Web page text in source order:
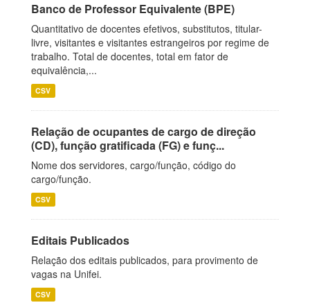
Banco de Professor Equivalente (BPE)
Quantitativo de docentes efetivos, substitutos, titular-
livre, visitantes e visitantes estrangeiros por regime de
trabalho. Total de docentes, total em fator de
equivalência,...
CSV
Relação de ocupantes de cargo de direção
(CD), função gratificada (FG) e funç...
Nome dos servidores, cargo/função, código do
cargo/função.
CSV
Editais Publicados
Relação dos editais publicados, para provimento de
vagas na Unifei.
CSV